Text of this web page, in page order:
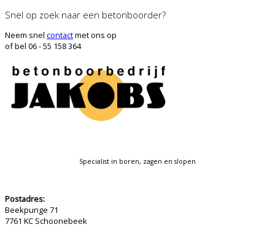
Snel op zoek naar een betonboorder?
Neem snel contactmet ons op
of bel 06 - 55 158 364
Specialist in boren, zagen en slopen
Postadres:
Beekpunge 71
7761 KC Schoonebeek